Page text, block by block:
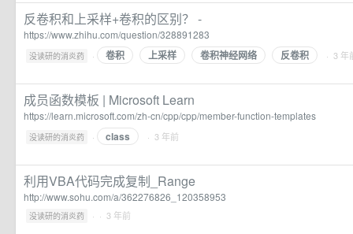
反卷积和上采样+卷积的区别？ -
https://www.zhihu.com/question/328891283
没读研的消炎药 · 卷积 上采样 卷积神经网络 反卷积 · 3 年
成员函数模板 | Microsoft Learn
https://learn.microsoft.com/zh-cn/cpp/cpp/member-function-templates
没读研的消炎药 · class · 3 年前
利用VBA代码完成复制_Range
http://www.sohu.com/a/362276826_120358953
没读研的消炎药 · · 3 年前